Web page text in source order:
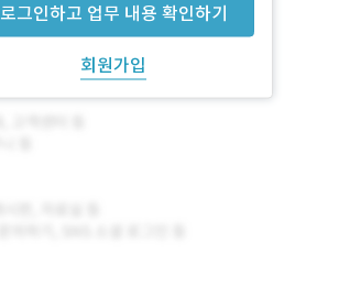
로그인하고 업무 내용 확인하기
회원가입